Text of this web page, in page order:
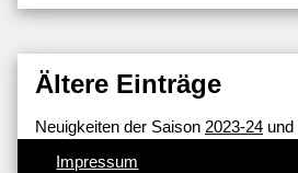
Ältere Einträge
Neuigkeiten der Saison 2023-24 und
Impressum